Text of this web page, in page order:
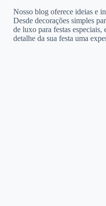
Nosso blog oferece ideias e
Desde decorações simples
de luxo para festas especiais,
detalhe da sua festa uma